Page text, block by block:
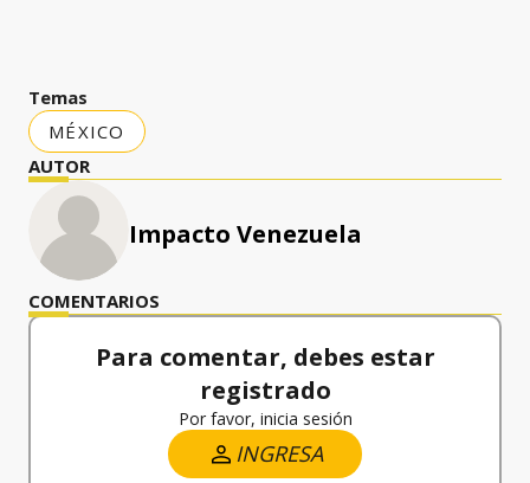
Temas
MÉXICO
AUTOR
Impacto Venezuela
COMENTARIOS
Para comentar, debes estar
registrado
Por favor, inicia sesión
INGRESA